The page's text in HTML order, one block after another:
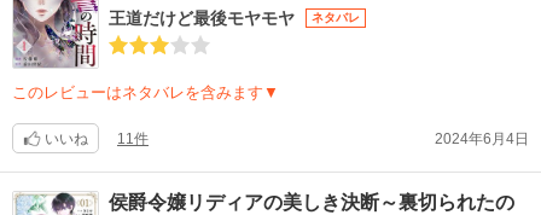
王道だけど最後モヤモヤ
ネタバレ
このレビューはネタバレを含みます▼
いいね 11件 2024年6月4日
侯爵令嬢リディアの美しき決断～裏切られたの